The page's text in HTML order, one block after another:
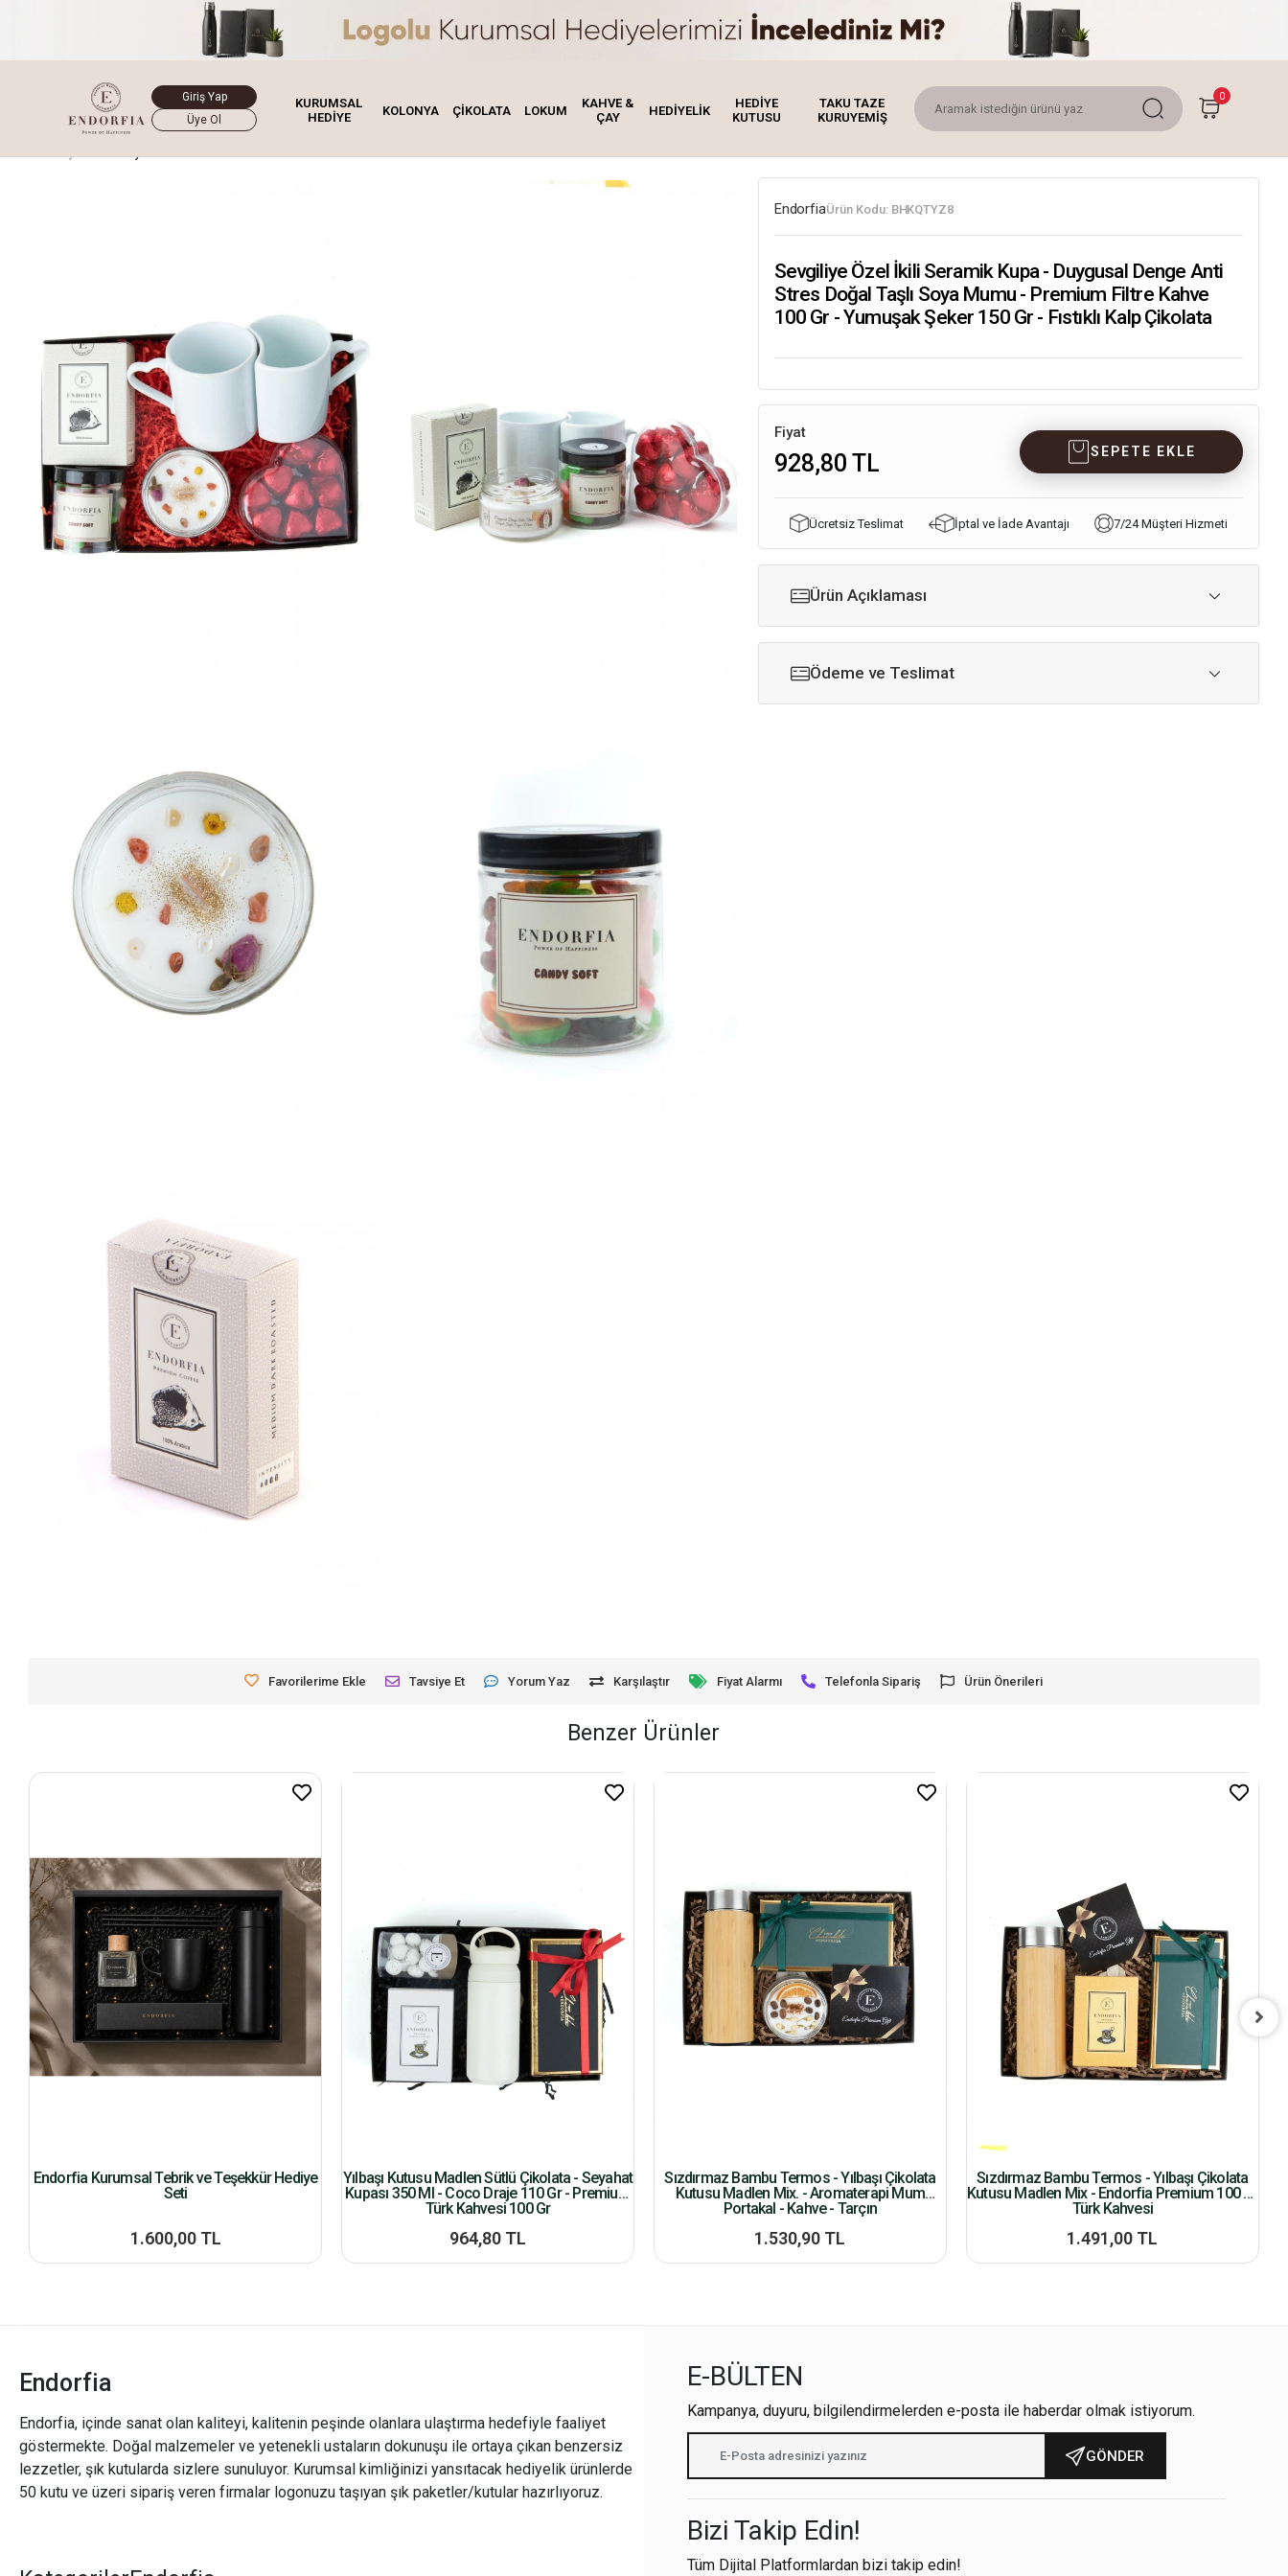
Giriş Yap
Üye Ol
KURUMSAL
HEDİYE
KOLONYA ÇİKOLATA LOKUM
KAHVE &
ÇAY
HEDİYELİK
HEDİYE
KUTUSU
TAKU TAZE
KURUYEMİŞ
0
EndorfiaÜrün Kodu: BHKQTYZ8
Sevgiliye Özel İkili Seramik Kupa - Duygusal Denge Anti
Stres Doğal Taşlı Soya Mumu - Premium Filtre Kahve
100 Gr - Yumuşak Şeker 150 Gr - Fıstıklı Kalp Çikolata
Fiyat
928,80 TL SEPETE EKLE
Ücretsiz Teslimat İptal ve İade Avantajı 7/24 Müşteri Hizmeti
Ürün Açıklaması
Ödeme ve Teslimat
Favorilerime Ekle Tavsiye Et Yorum Yaz Karşılaştır Fiyat Alarmı Telefonla Sipariş Ürün Önerileri
Benzer Ürünler
Endorfia Kurumsal Tebrik ve Teşekkür Hediye
Seti
1.600,00 TL
Yılbaşı Kutusu Madlen Sütlü Çikolata - Seyahat
Kupası 350 Ml - Coco Draje 110 Gr - Premium
Türk Kahvesi 100 Gr
964,80 TL
Sızdırmaz Bambu Termos - Yılbaşı Çikolata
Kutusu Madlen Mix. - Aromaterapi Mum
Portakal - Kahve - Tarçın
1.530,90 TL
Sızdırmaz Bambu Termos - Yılbaşı Çikolata
Kutusu Madlen Mix - Endorfia Premium 100 Gr
Türk Kahvesi
1.491,00 TL
Endorfia
Endorfia, içinde sanat olan kaliteyi, kalitenin peşinde olanlara ulaştırma hedefiyle faaliyet
göstermekte. Doğal malzemeler ve yetenekli ustaların dokunuşu ile ortaya çıkan benzersiz
lezzetler, şık kutularda sizlere sunuluyor. Kurumsal kimliğinizi yansıtacak hediyelik ürünlerde
50 kutu ve üzeri sipariş veren firmalar logonuzu taşıyan şık paketler/kutular hazırlıyoruz.
E-BÜLTEN
Kampanya, duyuru, bilgilendirmelerden e-posta ile haberdar olmak istiyorum.
GÖNDER
Bizi Takip Edin!
Tüm Dijital Platformlardan bizi takip edin!